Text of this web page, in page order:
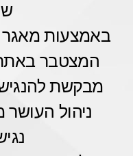
באמצעות מאגר
המצטבר באתר,
מבקשת
ניהול